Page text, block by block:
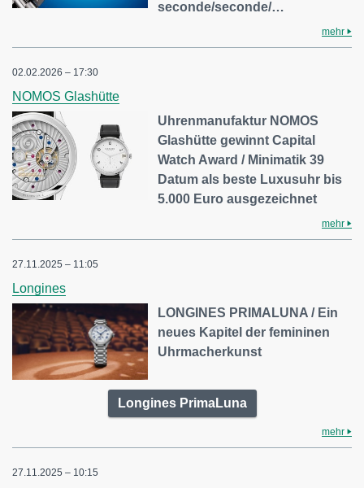
seconde/seconde/…
mehr
02.02.2026 – 17:30
NOMOS Glashütte
Uhrenmanufaktur NOMOS
Glashütte gewinnt Capital
Watch Award / Minimatik 39
Datum als beste Luxusuhr bis
5.000 Euro ausgezeichnet
mehr
27.11.2025 – 11:05
Longines
LONGINES PRIMALUNA / Ein
neues Kapitel der femininen
Uhrmacherkunst
Longines PrimaLuna
mehr
27.11.2025 – 10:15